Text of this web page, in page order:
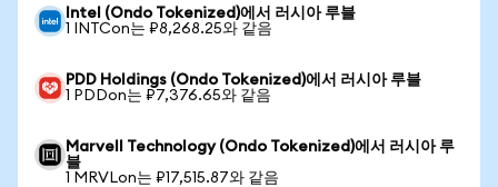
Intel (Ondo Tokenized)에서 러시아 루블
1 INTCon는 ₽8,268.25와 같음
PDD Holdings (Ondo Tokenized)에서 러시아 루블
1 PDDon는 ₽7,376.65와 같음
Marvell Technology (Ondo Tokenized)에서 러시아 루
블
1 MRVLon는 ₽17,515.87와 같음